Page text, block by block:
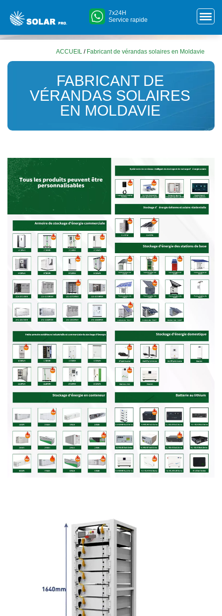
7x24H
Service rapide
ACCUEIL / Fabricant de vérandas solaires en Moldavie
FABRICANT DE
VÉRANDAS SOLAIRES
EN MOLDAVIE